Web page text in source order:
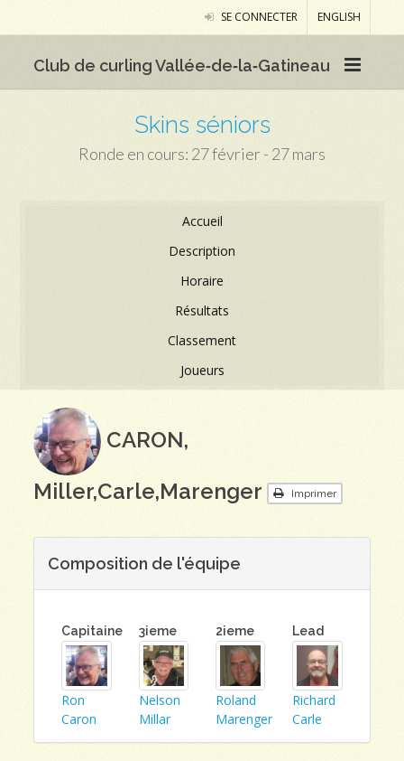
SE CONNECTER ENGLISH
Club de curling Vallée‑de‑la‑Gatineau
Skins séniors
Ronde en cours: 27 février - 27 mars
Accueil
Description
Horaire
Résultats
Classement
Joueurs
CARON,
Miller,Carle,Marenger
Imprimer
Composition de l'équipe
Capitaine
Ron
Caron
3ieme
Nelson
Millar
2ieme
Roland
Marenger
Lead
Richard
Carle